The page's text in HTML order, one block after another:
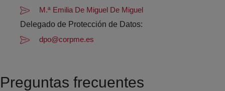
M.ª Emilia De Miguel De Miguel
Delegado de Protección de Datos:
dpo@corpme.es
Preguntas frecuentes